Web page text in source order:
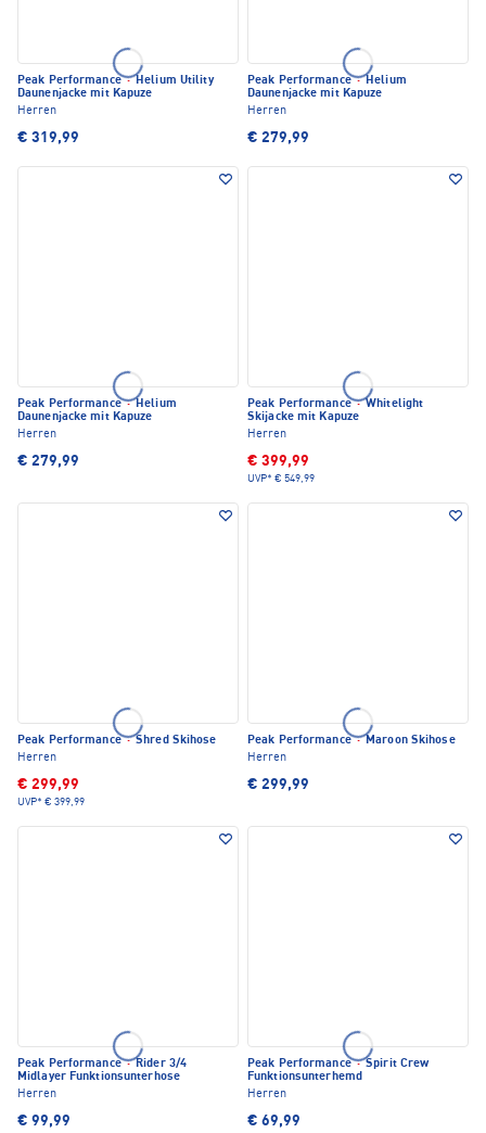
Peak Performance·Helium Utility
Daunenjacke mit Kapuze
Herren
€ 319,99
Peak Performance·Helium
Daunenjacke mit Kapuze
Herren
€ 279,99
Peak Performance·Helium
Daunenjacke mit Kapuze
Herren
€ 279,99
Peak Performance·Whitelight
Skijacke mit Kapuze
Herren
€ 399,99
UVP* € 549,99
Peak Performance·Shred Skihose
Herren
€ 299,99
UVP* € 399,99
Peak Performance·Maroon Skihose
Herren
€ 299,99
Peak Performance·Rider 3/4
Midlayer Funktionsunterhose
Herren
€ 99,99
Peak Performance·Spirit Crew
Funktionsunterhemd
Herren
€ 69,99